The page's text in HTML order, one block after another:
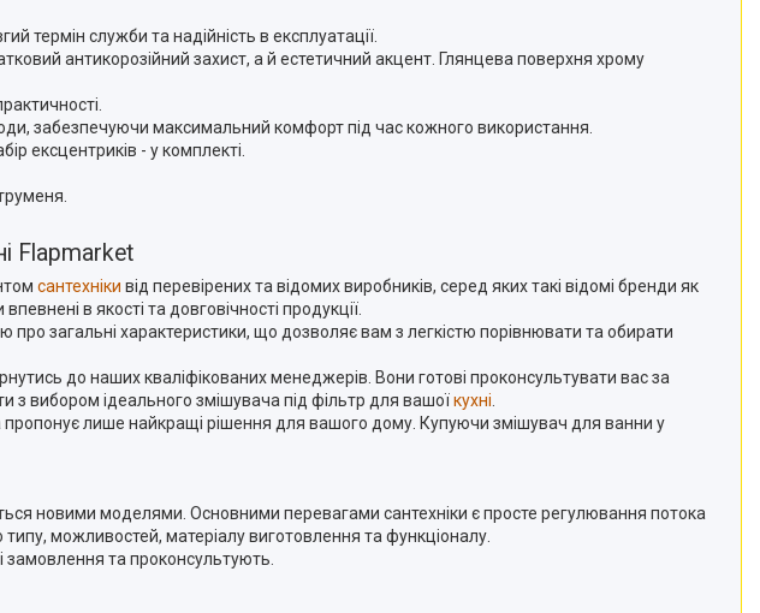
термін служби та надійність в експлуатації.
антикорозійний захист, а й естетичний акцент. Глянцева поверхня хрому
забезпечуючи максимальний комфорт під час кожного використання.
ексцентриків - у комплекті.
Flapmarket
сантехніки від перевірених та відомих виробників, серед яких такі відомі бренди як
в якості та довговічності продукції.
про загальні характеристики, що дозволяє вам з легкістю порівнювати та обирати
до наших кваліфікованих менеджерів. Вони готові проконсультувати вас за
вибором ідеального змішувача під фільтр для вашоїкухні
пропонує лише найкращі рішення для вашого дому. Купуючи змішувач для ванни у
новими моделями. Основними перевагами сантехніки є просте регулювання потока
можливостей, матеріалу виготовлення та функціоналу.
та проконсультують.